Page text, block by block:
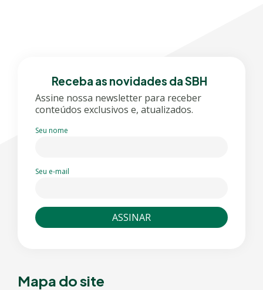
Receba as novidades da SBH
Assine nossa newsletter para receber
conteúdos exclusivos e, atualizados.
Seu nome
Seu e-mail
Mapa do site